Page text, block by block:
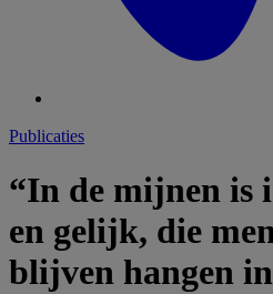
Publicaties
“In de mijnen is
en gelijk, die
blijven hangen